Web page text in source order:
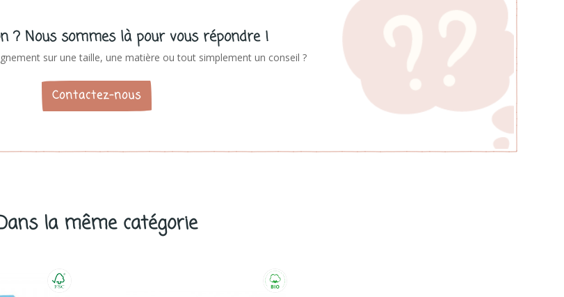
? Nous sommes là pour vous répondre !
sur une taille, une matière ou tout simplement un conseil ?
Contactez-nous
la même catégorie